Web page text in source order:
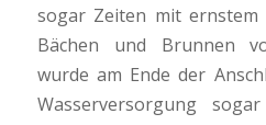
sogar Zeiten mit
Bächen und Brunnen
wurde am Ende der
Wasserversorgung